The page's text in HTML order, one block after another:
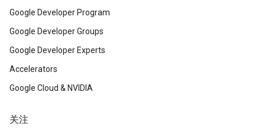
Google Developer Program
Google Developer Groups
Google Developer Experts
Accelerators
Google Cloud & NVIDIA
关注